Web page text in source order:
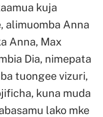
kuja
alimuomba Anna
Anna, Max
Dia, nimepata
tuongee vizuri,
kuna muda
lako mke